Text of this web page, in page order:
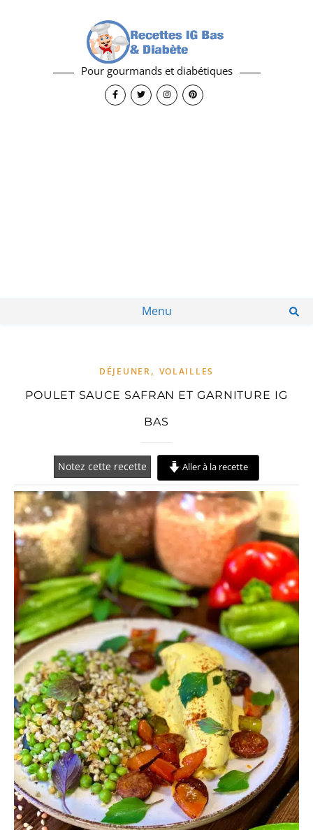
Pour gourmands et diabétiques
Menu
DÉJEUNER, VOLAILLES
POULET SAUCE SAFRAN ET GARNITURE IG
BAS
Notez cette recette Aller à la recette